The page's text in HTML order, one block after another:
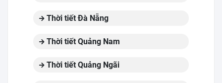
Thời tiết Đà Nẵng
Thời tiết Quảng Nam
Thời tiết Quảng Ngãi